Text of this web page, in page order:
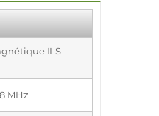
ILS
MHz